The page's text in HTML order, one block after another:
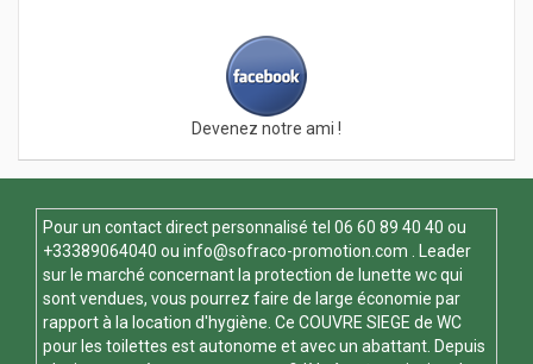
Devenez notre ami !
Pour un contact direct personnalisé tel 06 60 89 40 40 ou
+33389064040 ou info@sofraco-promotion.com . Leader
sur le marché concernant la protection de lunette wc qui
sont vendues, vous pourrez faire de large économie par
rapport à la location d'hygiène. Ce COUVRE SIEGE de WC
pour les toilettes est autonome et avec un abattant. Depuis